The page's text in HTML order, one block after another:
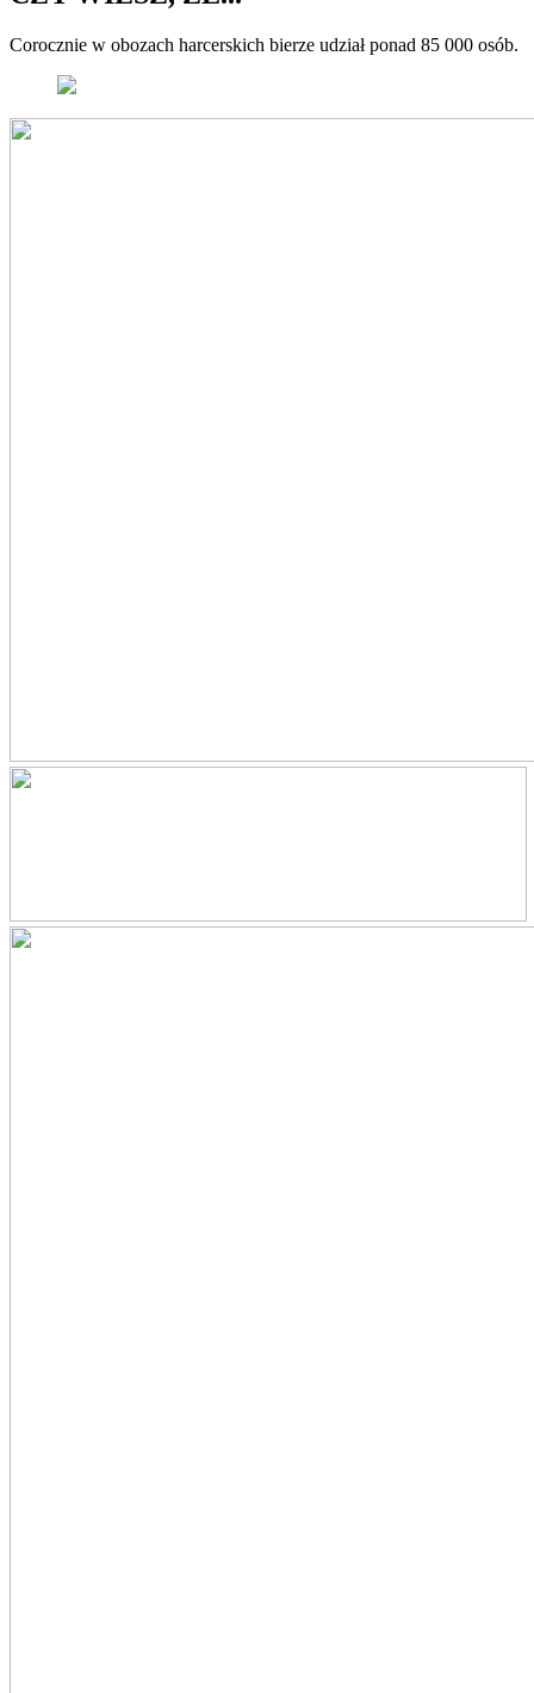
Corocznie w obozach harcerskich bierze udział ponad 85 000 osób.